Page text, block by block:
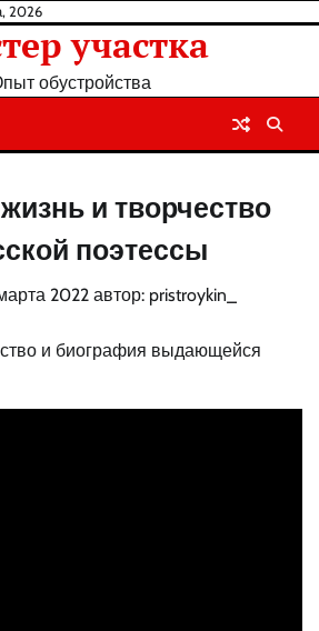
2026
участка
обустройства
и творчество
поэтессы
2022 автор: pristroykin_